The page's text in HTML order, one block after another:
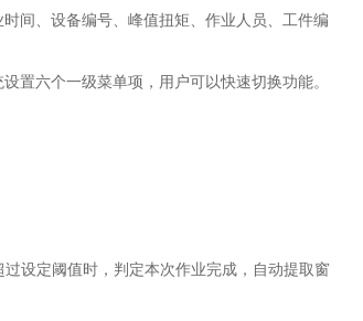
间、设备编号、峰值扭矩、作业人员、工件编
置六个一级菜单项，用户可以快速切换功能。
设定阈值时，判定本次作业完成，自动提取窗